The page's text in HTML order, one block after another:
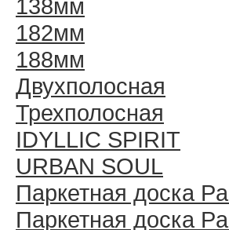
138мм
182мм
188мм
Двухполосная
Трехполосная
IDYLLIC SPIRIT
URBAN SOUL
Паркетная доска
Паркетная доска